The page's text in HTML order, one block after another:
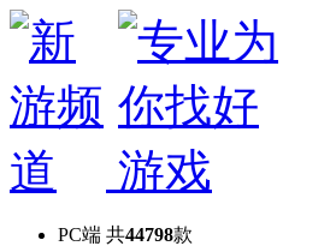
PC端 共44798款